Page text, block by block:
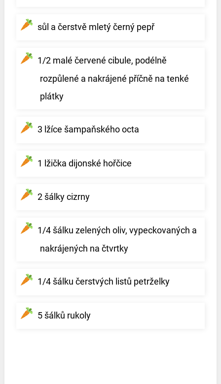
sůl a čerstvě mletý černý pepř
1/2 malé červené cibule, podélně
rozpůlené a nakrájené příčně na tenké
plátky
3 lžíce šampaňského octa
1 lžička dijonské hořčice
2 šálky cizrny
1/4 šálku zelených oliv, vypeckovaných a
nakrájených na čtvrtky
1/4 šálku čerstvých listů petrželky
5 šálků rukoly